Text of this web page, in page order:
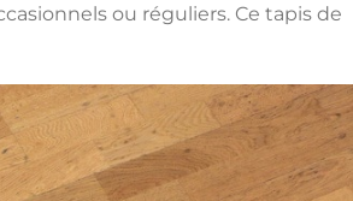
ou réguliers. Ce tapis de